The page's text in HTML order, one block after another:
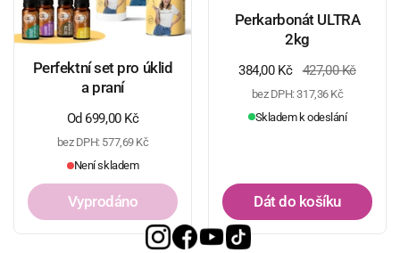
Perfektní set pro úklid
a praní
Běžná cena
Od 699,00 Kč
bez DPH: 577,69 Kč
Není skladem
Vyprodáno
Perkarbonát ULTRA
2kg
Běžná cena
384,00 Kč Cena ve výprodeji
427,00 Kč
bez DPH: 317,36 Kč
Skladem k odeslání
Dát do košíku